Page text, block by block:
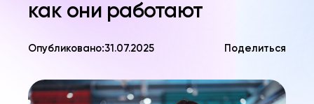
как они работают
Опубликовано:31.07.2025 Поделиться